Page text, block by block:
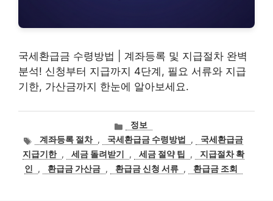
국세환급금 수령방법 | 계좌등록 및 지급절차 완벽
분석! 신청부터 지급까지 4단계, 필요 서류와 지급
기한, 가산금까지 한눈에 알아보세요.
카
테
고
리
정보
태
그
계좌등록 절차 , 국세환급금 수령방법 ,
국세환급금
지급기한 , 세금 돌려받기 , 세금 절약 팁 ,
지급절차 확
인
, 환급금 가산금 , 환급금 신청 서류 , 환급금 조회